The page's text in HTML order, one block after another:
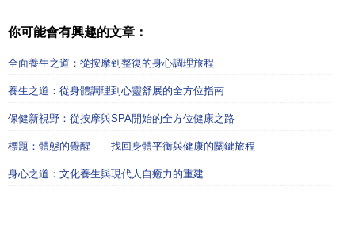
你可能會有興趣的文章：
全面養生之道：從按摩到整復的身心調理旅程
養生之道：從身體調理到心靈舒展的全方位指南
保健新視野：從按摩與SPA開始的全方位健康之路
標題：體態的覺醒——找回身體平衡與健康的關鍵旅程
身心之道：文化養生與現代人自癒力的重建